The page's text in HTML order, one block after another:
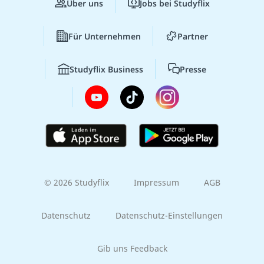
Über uns Jobs bei Studyflix
Für Unternehmen Partner
Studyflix Business Presse
© 2026 Studyflix Impressum AGB
Datenschutz Datenschutz-Einstellungen
Gib uns Feedback